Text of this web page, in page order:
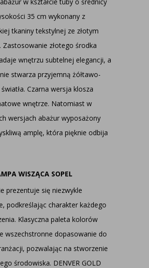
35 cm wykonany z
tkaniny tekstylnej ze złotym
Zastosowanie złotego środka
wnętrzu subtelnej elegancji, a
stwarza przyjemną żółtawo-
światła. Czarna wersja klosza
wnętrze. Natomiast w
wersjach abażur wyposażony
amplę, która pięknie odbija
WISZĄCA SOPEL
prezentuje się niezwykle
podkreślając charakter każdego
Klasyczna paleta kolorów
wszechstronne dopasowanie do
pozwalając na stworzenie
środowiska. DENVER GOLD